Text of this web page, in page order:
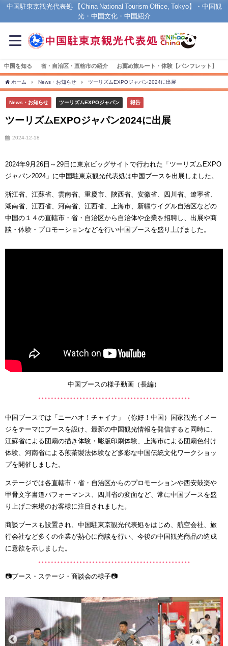
中国駐東京観光代表処 【China National Tourism Office, Tokyo】・中国観
光・中国文化・中国紹介
中国を知る 省・自治区・直轄市の紹介 お薦め旅ルート・体験【パンフレット】
ホーム News・お知らせ ツーリズムEXPOジャパン2024に出展
News・お知らせ ツーリズムEXPOジャパン 報告
ツーリズムEXPOジャパン2024に出展
2024-12-18
2024年9月26日～29日に東京ビッグサイトで行われた「ツーリズムEXPO
ジャパン2024」に中国駐東京観光代表処は中国ブースを出展しました。
浙江省、江蘇省、雲南省、重慶市、陝西省、安徽省、四川省、遼寧省、
湖南省、江西省、河南省、江西省、上海市、新疆ウイグル自治区などの
中国の１４の直轄市・省・自治区から自治体や企業を招聘し、出展や商
談・体験・プロモーションなどを行い中国ブースを盛り上げました。
中国ブースの様子動画（長編）
中国ブースでは「ニーハオ！チャイナ」（你好！中国）国家観光イメー
ジをテーマにブースを設け、最新の中国観光情報を発信すると同時に、
江蘇省による団扇の描き体験・彫版印刷体験、上海市による団扇色付け
体験、河南省による煎茶製法体験など多彩な中国伝統文化ワークショッ
プを開催しました。
ステージでは各直轄市・省・自治区からのプロモーションや西安鼓楽や
甲骨文字書道パフォーマンス、四川省の変面など、常に中国ブースを盛
り上げご来場のお客様に注目されました。
商談ブースも設置され、中国駐東京観光代表処をはじめ、航空会社、旅
行会社など多くの企業が熱心に商談を行い、今後の中国観光商品の造成
に意欲を示しました。
📷ブース・ステージ・商談会の様子📷